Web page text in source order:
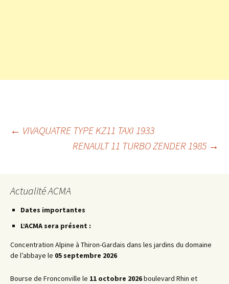
Navigation
articles
← VIVAQUATRE TYPE KZ11 TAXI 1933
RENAULT 11 TURBO ZENDER 1985 →
Actualité ACMA
Dates importantes
L’ACMA sera présent :
Concentration Alpine à Thiron-Gardais dans les jardins du domaine
de l’abbaye le 05 septembre 2026
Bourse de Fronconville le 11 octobre 2026boulevard Rhin et